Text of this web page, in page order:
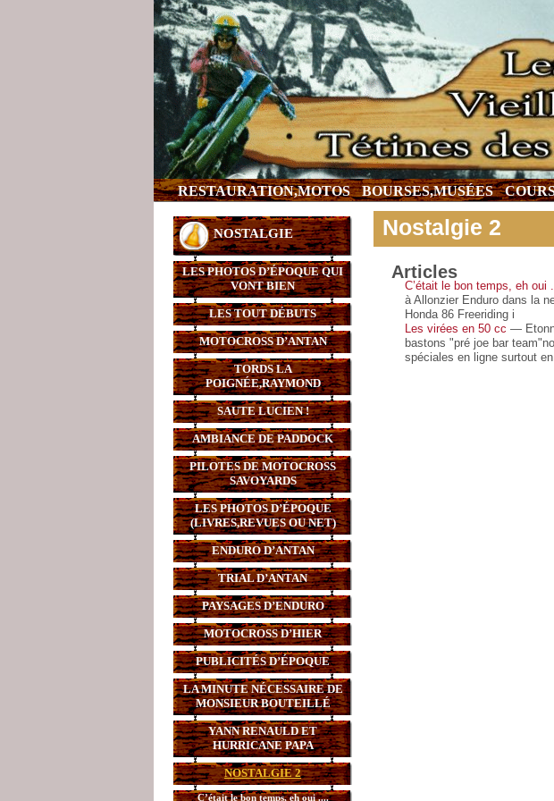
RESTAURATION,MOTOS BOURSES,MUSÉES
NOSTALGIE
LES PHOTOS D’ÉPOQUE QUI
VONT BIEN
LES TOUT DÉBUTS
MOTOCROSS D’ANTAN
TORDS LA
POIGNÉE,RAYMOND
SAUTE LUCIEN !
AMBIANCE DE PADDOCK
PILOTES DE MOTOCROSS
SAVOYARDS
LES PHOTOS D’ÉPOQUE
(LIVRES,REVUES OU NET)
ENDURO D’ANTAN
TRIAL D’ANTAN
PAYSAGES D’ENDURO
MOTOCROSS D’HIER
PUBLICITÉS D’ÉPOQUE
LA MINUTE NÉCESSAIRE DE
MONSIEUR BOUTEILLÉ
YANN RENAULD ET
HURRICANE PAPA
NOSTALGIE 2
C’était le bon temps, eh oui ....
Nostalgie 2
Articles
C’était le bon temps, eh oui
à Allonzier Enduro dans la
Honda 86 Freeriding i
Les virées en 50 cc —
bastons "pré joe bar
spéciales en ligne surtout